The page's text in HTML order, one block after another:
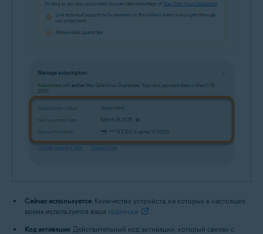
Сейчас используется: Количество устройств, на которых в настоящее
время используется ваша подписка
Код активации: Действительный код активации, который связан с